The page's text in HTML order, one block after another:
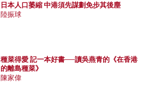
日本人口萎縮 中港須先謀劃免步其後塵
陸振球
種菜得愛 記一本好書──讀吳燕青的《在香港
的離島種菜》
陳家偉